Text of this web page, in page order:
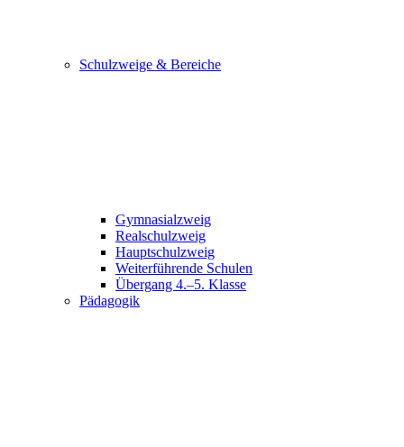
Schulzweige & Bereiche
Gymnasialzweig
Realschulzweig
Hauptschulzweig
Weiterführende Schulen
Übergang 4.–5. Klasse
Pädagogik